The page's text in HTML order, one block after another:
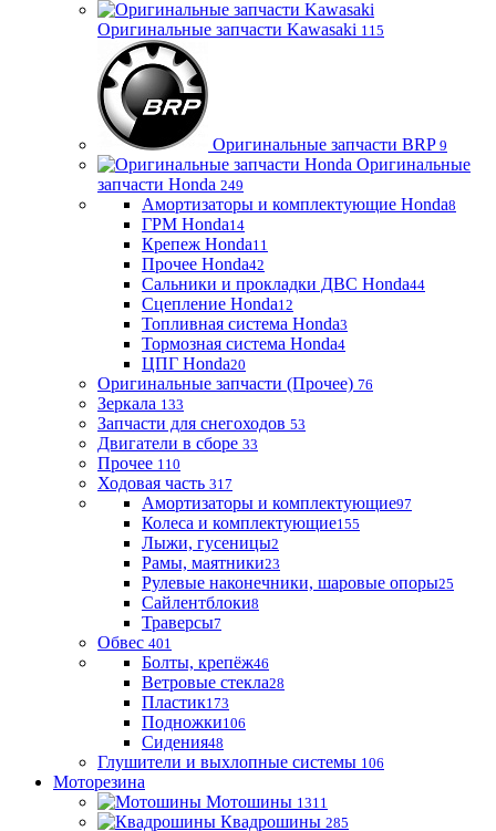
Оригинальные запчасти Kawasaki 115
Оригинальные запчасти BRP 9
Оригинальные
запчасти Honda 249
Амортизаторы и комплектующие Honda8
ГРМ Honda14
Крепеж Honda11
Прочее Honda42
Сальники и прокладки ДВС Honda44
Сцепление Honda12
Топливная система Honda3
Тормозная система Honda4
ЦПГ Honda20
Оригинальные запчасти (Прочее) 76
Зеркала 133
Запчасти для снегоходов 53
Двигатели в сборе 33
Прочее 110
Ходовая часть 317
Амортизаторы и комплектующие97
Колеса и комплектующие155
Лыжи, гусеницы2
Рамы, маятники23
Рулевые наконечники, шаровые опоры25
Сайлентблоки8
Траверсы7
Обвес 401
Болты, крепёж46
Ветровые стекла28
Пластик173
Подножки106
Сидения48
Глушители и выхлопные системы 106
Моторезина
Мотошины 1311
Квадрошины 285